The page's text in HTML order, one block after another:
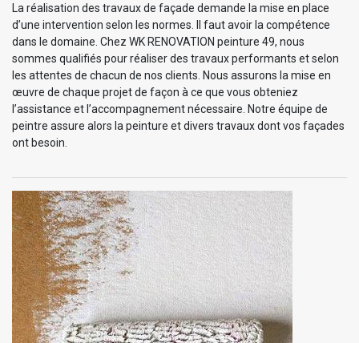
La réalisation des travaux de façade demande la mise en place
d’une intervention selon les normes. Il faut avoir la compétence
dans le domaine. Chez WK RENOVATION peinture 49, nous
sommes qualifiés pour réaliser des travaux performants et selon
les attentes de chacun de nos clients. Nous assurons la mise en
œuvre de chaque projet de façon à ce que vous obteniez
l’assistance et l’accompagnement nécessaire. Notre équipe de
peintre assure alors la peinture et divers travaux dont vos façades
ont besoin.